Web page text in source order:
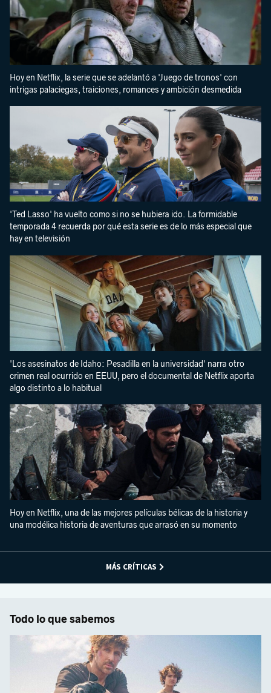
Hoy en Netflix, la serie que se adelantó a 'Juego de tronos' con
intrigas palaciegas, traiciones, romances y ambición desmedida
'Ted Lasso' ha vuelto como si no se hubiera ido. La formidable
temporada 4 recuerda por qué esta serie es de lo más especial que
hay en televisión
'Los asesinatos de Idaho: Pesadilla en la universidad' narra otro
crimen real ocurrido en EEUU, pero el documental de Netflix aporta
algo distinto a lo habitual
Hoy en Netflix, una de las mejores películas bélicas de la historia y
una modélica historia de aventuras que arrasó en su momento
MÁS CRÍTICAS
Todo lo que sabemos